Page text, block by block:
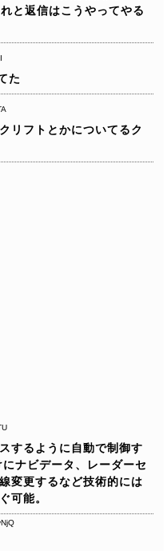
と返信はこうやってやる
た
リフトとかについてるク
するように自動で制御す
にナビデータ、レーダーセ
変更するなど技術的には
可能。